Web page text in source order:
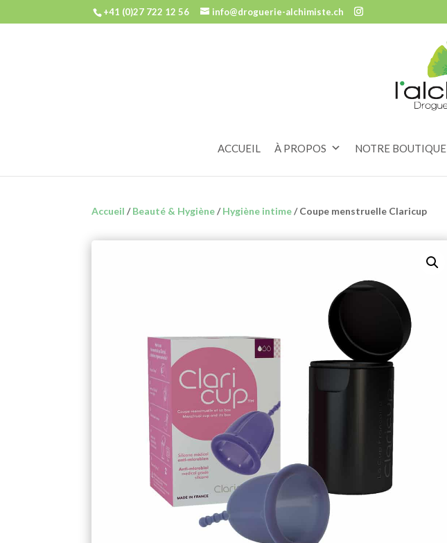
+41 (0)27 722 12 56 info@droguerie-alchimiste.ch
ACCUEIL À PROPOS NOTRE BOUTIQUE
Accueil /Beauté & Hygiène/Hygiène intime/ Coupe menstruelle Claricup